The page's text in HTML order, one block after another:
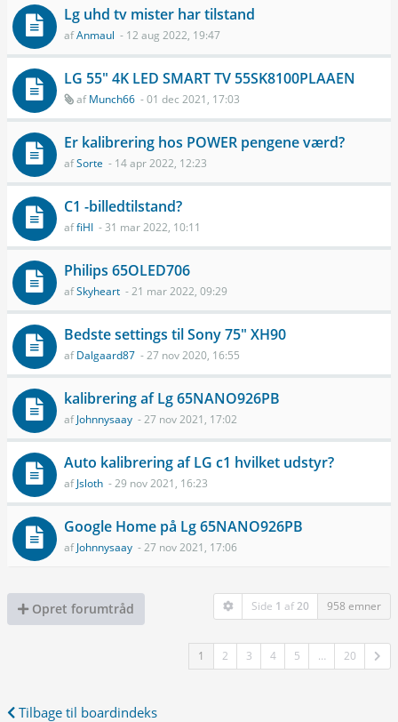
Lg uhd tv mister har tilstand
afAnmaul - 12 aug 2022, 19:47
LG 55" 4K LED SMART TV 55SK8100PLAAEN
afMunch66 - 01 dec 2021, 17:03
Er kalibrering hos POWER pengene værd?
afSorte - 14 apr 2022, 12:23
C1 -billedtilstand?
affiHI - 31 mar 2022, 10:11
Philips 65OLED706
afSkyheart - 21 mar 2022, 09:29
Bedste settings til Sony 75" XH90
afDalgaard87 - 27 nov 2020, 16:55
kalibrering af Lg 65NANO926PB
afJohnnysaay - 27 nov 2021, 17:02
Auto kalibrering af LG c1 hvilket udstyr?
afJsloth - 29 nov 2021, 16:23
Google Home på Lg 65NANO926PB
afJohnnysaay - 27 nov 2021, 17:06
Opret forumtråd Side 1 af20 958 emner
1 2 3 4 5 … 20
Tilbage til boardindeks